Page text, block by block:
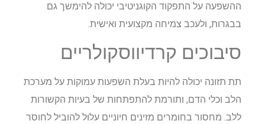
ההשפעה על התפקוד הקוגניטיבי יכולה להימשך גם
בבגרות, ולעכב צמיחה מקצועית ואישית.
סיבוכים קרדיווסקולריים
תת תזונה יכולה להיות בעלת השפעות עמוקות על מערכת
הלב וכלי הדם, ותורמת להתפתחות של בעיות הקשורות
ללב. מחסור בחומרים מזינים חיוניים עלול להוביל לחוסר